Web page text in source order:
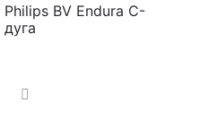
Philips BV Endura C-
дуга